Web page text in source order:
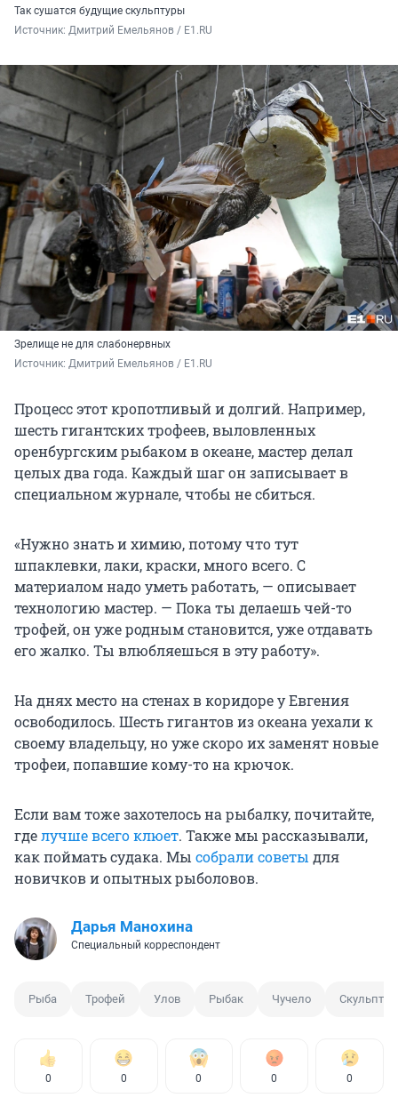
Так сушатся будущие скульптуры
Источник: Дмитрий Емельянов / E1.RU
Зрелище не для слабонервных
Источник: Дмитрий Емельянов / E1.RU
Процесс этот кропотливый и долгий. Например,
шесть гигантских трофеев, выловленных
оренбургским рыбаком в океане, мастер делал
целых два года. Каждый шаг он записывает в
специальном журнале, чтобы не сбиться.
«Нужно знать и химию, потому что тут
шпаклевки, лаки, краски, много всего. С
материалом надо уметь работать, — описывает
технологию мастер. — Пока ты делаешь чей-то
трофей, он уже родным становится, уже отдавать
его жалко. Ты влюбляешься в эту работу».
На днях место на стенах в коридоре у Евгения
освободилось. Шесть гигантов из океана уехали к
своему владельцу, но уже скоро их заменят новые
трофеи, попавшие кому-то на крючок.
Если вам тоже захотелось на рыбалку, почитайте,
гделучше всего клюет. Также мы рассказывали,
как поймать судака. Мы собрали советы для
новичков и опытных рыболовов.
Дарья Манохина
Специальный корреспондент
Рыба Трофей Улов Рыбак Чучело
0 0 0 0 0